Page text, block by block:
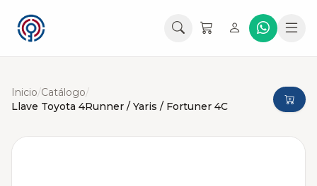
Inicio/Catálogo/
Llave Toyota 4Runner / Yaris / Fortuner 4C